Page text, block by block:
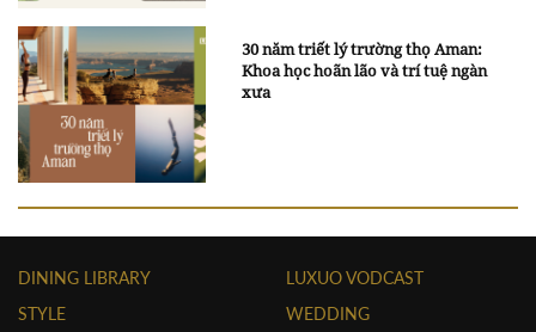
30 năm triết lý trường thọ Aman:
Khoa học hoãn lão và trí tuệ ngàn
xưa
DINING LIBRARY
STYLE
LUXUO VODCAST
WEDDING